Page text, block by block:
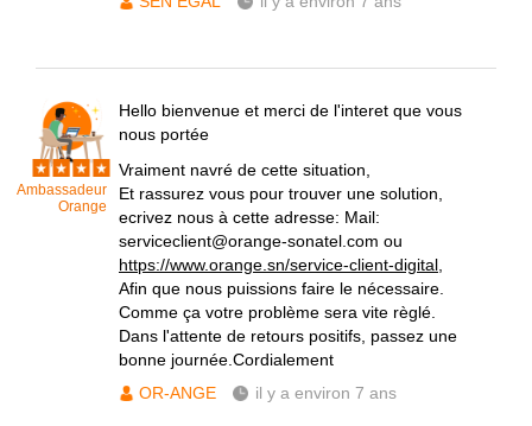
Ambassadeur
Orange
Hello bienvenue et merci de l'interet que vous
nous portée
Vraiment navré de cette situation,
Et rassurez vous pour trouver une solution,
ecrivez nous à cette adresse: Mail:
serviceclient@orange-sonatel.com ou
https://www.orange.sn/service-client-digital
Afin que nous puissions faire le nécessaire.
Comme ça votre problème sera vite règlé.
Dans l'attente de retours positifs, passez une
bonne journée.Cordialement
OR-ANGE
il y a environ 7 ans